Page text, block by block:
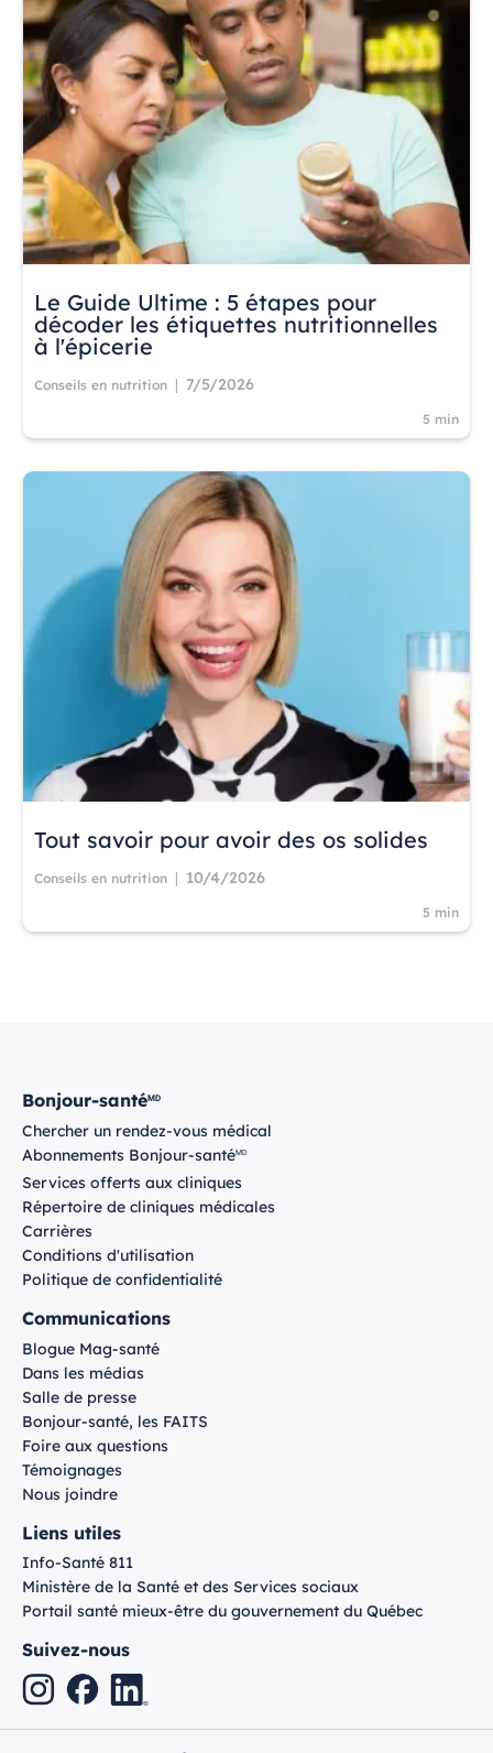
Le Guide Ultime : 5 étapes pour
décoder les étiquettes nutritionnelles
à l'épicerie
Conseils en nutrition | 7/5/2026
5 min
Tout savoir pour avoir des os solides
Conseils en nutrition | 10/4/2026
5 min
Bonjour-santéMD
Chercher un rendez-vous médical
Abonnements Bonjour-santéMD
Services offerts aux cliniques
Répertoire de cliniques médicales
Carrières
Conditions d'utilisation
Politique de confidentialité
Communications
Blogue Mag-santé
Dans les médias
Salle de presse
Bonjour-santé, les FAITS
Foire aux questions
Témoignages
Nous joindre
Liens utiles
Info-Santé 811
Ministère de la Santé et des Services sociaux
Portail santé mieux-être du gouvernement du Québec
Suivez-nous